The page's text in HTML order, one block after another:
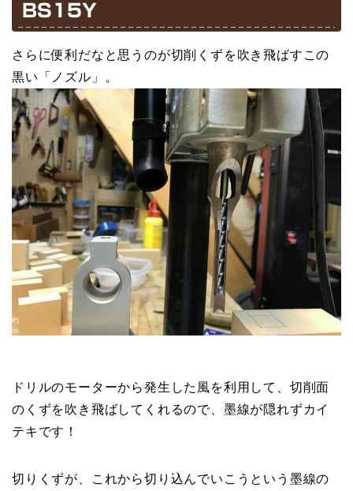
BS15Y
さらに便利だなと思うのが切削くずを吹き飛ばすこの
黒い「ノズル」。
ドリルのモーターから発生した風を利用して、切削面
のくずを吹き飛ばしてくれるので、墨線が隠れずカイ
テキです！
切りくずが、これから切り込んでいこうという墨線の